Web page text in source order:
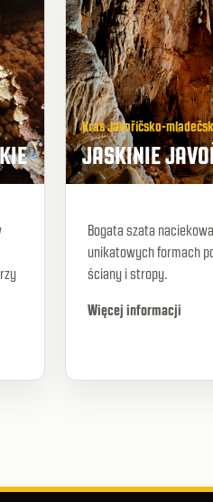
Kras Javoříčsko-
JASKINIE
Bogata szata
unikatowych formach
ściany i stropy.
Więcej informacji